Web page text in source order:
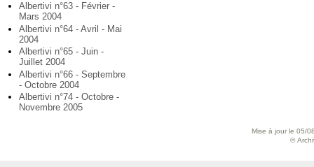
Albertivi n°63 - Février -
Mars 2004
Albertivi n°64 - Avril - Mai
2004
Albertivi n°65 - Juin -
Juillet 2004
Albertivi n°66 - Septembre
- Octobre 2004
Albertivi n°74 - Octobre -
Novembre 2005
Mise à jour le 05/
©